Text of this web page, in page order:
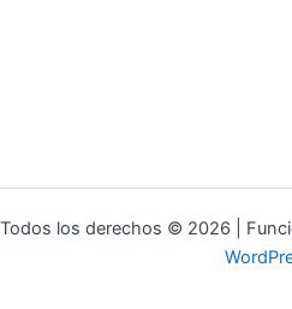
Todos los derechos © 2026 |